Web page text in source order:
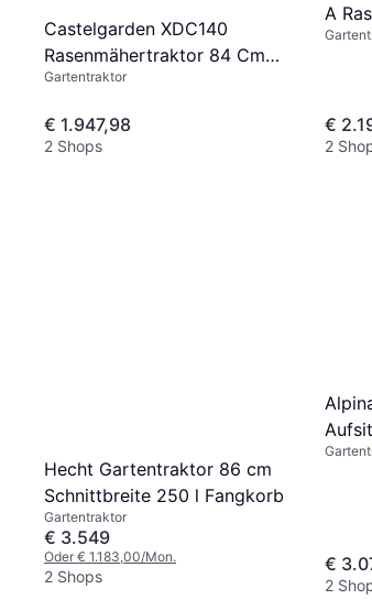
Castelgarden XDC140
Rasenmähertraktor 84 Cm
Mechanisch
Gartentraktor
€ 1.947,98
2 Shops
A
€
2
Hecht Gartentraktor 86 cm
Schnittbreite 250 l Fangkorb
Gartentraktor
€ 3.549
Oder € 1.183,00/Mon.
2 Shops
€
2